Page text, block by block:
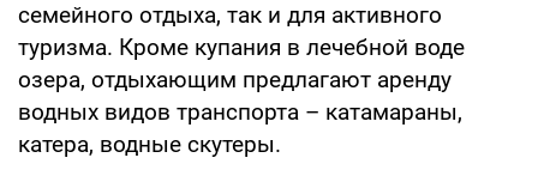
семейного отдыха, так и для активного
туризма. Кроме купания в лечебной воде
озера, отдыхающим предлагают аренду
водных видов транспорта – катамараны,
катера, водные скутеры.